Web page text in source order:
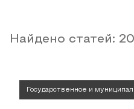
Найдено статей: 20
Государственное и